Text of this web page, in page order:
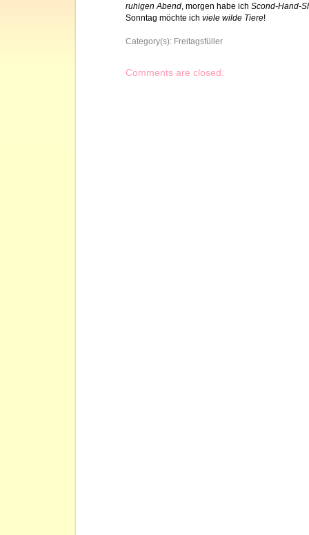
ruhigen Abend , morgen habe ich Scond-Hand-
Sonntag möchte ich viele wilde Tiere!
Category(s): Freitagsfüller
Comments are closed.